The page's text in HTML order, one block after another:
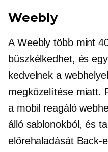
Weebly
A Weebly több mint
büszkélkedhet, és
kedvelnek a
megközelítése miatt.
a mobil reagáló
álló sablonokból, és
előrehaladását Back-